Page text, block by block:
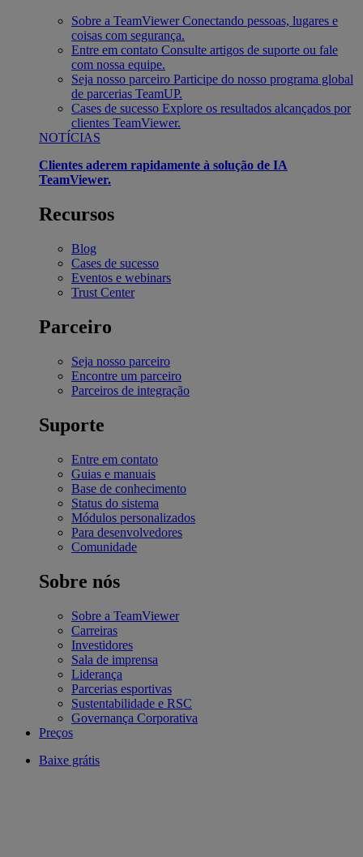
Sobre a TeamViewer Conectando pessoas, lugares e
coisas com segurança.
Entre em contato Consulte artigos de suporte ou fale
com nossa equipe.
Seja nosso parceiro Participe do nosso programa global
de parcerias TeamUP.
Cases de sucesso Explore os resultados alcançados por
clientes TeamViewer.
NOTÍCIAS
Clientes aderem rapidamente à solução de IA
TeamViewer.
Recursos
Blog
Cases de sucesso
Eventos e webinars
Trust Center
Parceiro
Seja nosso parceiro
Encontre um parceiro
Parceiros de integração
Suporte
Entre em contato
Guias e manuais
Base de conhecimento
Status do sistema
Módulos personalizados
Para desenvolvedores
Comunidade
Sobre nós
Sobre a TeamViewer
Carreiras
Investidores
Sala de imprensa
Liderança
Parcerias esportivas
Sustentabilidade e RSC
Governança Corporativa
Preços
Baixe grátis